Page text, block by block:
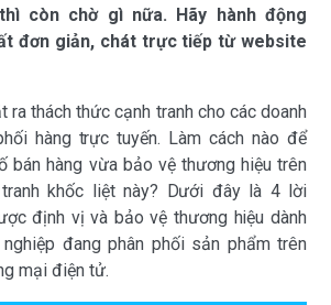
còn chờ gì nữa. Hãy hành động
đơn giản, chát trực tiếp từ website
thách thức cạnh tranh cho các doanh
hàng trực tuyến. Làm cách nào để
bán hàng vừa bảo vệ thương hiệu trên
khốc liệt này? Dưới đây là 4 lời
định vị và bảo vệ thương hiệu dành
đang phân phối sản phẩm trên
mại điện tử.